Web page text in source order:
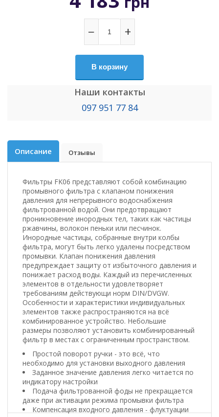
− +
В корзину
Наши контакты
097 951 77 84
Описание Отзывы
Фильтры FK06 представляют собой комбинацию
промывного фильтра с клапаном понижения
давления для непрерывного водоснабжения
фильтрованной водой. Они предотвращают
проникновение инородных тел, таких как частицы
ржавчины, волокон пеньки или песчинок.
Инородные частицы, собранные внутри колбы
фильтра, могут быть легко удалены посредством
промывки. Клапан понижения давления
предупреждает защиту от избыточного давления и
понижает расход воды. Каждый из перечисленных
элементов в отдельности удовлетворяет
требованиям действующи норм DIN/DVGW.
Особенности и характеристики индивидуальных
элементов также распространяются на всё
комбинированное устройство. Небольшие
размеры позволяют установить комбинированный
фильтр в местах с ограниченным пространством.
Простой поворот ручки - это всё, что
необходимо для установки выходного давления
Заданное значение давления легко читается по
индикатору настройки
Подача фильтрованной фоды не прекращается
даже при активации режима промывки фильтра
Компенсация входного давления - флуктуации